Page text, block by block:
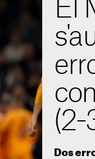
El
(2-
Dos